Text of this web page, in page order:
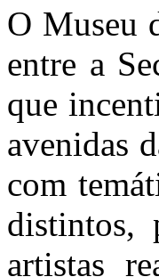
O Museu
entre a
que
avenidas
com
distintos,
artistas